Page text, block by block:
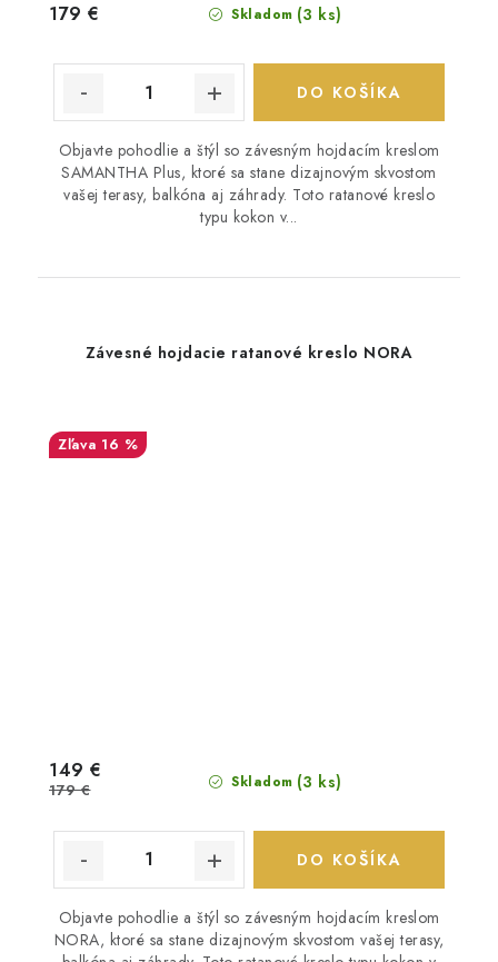
Skladom (3 ks)
179 €
DO KOŠÍKA
Objavte pohodlie a štýl so závesným hojdacím kreslom
SAMANTHA Plus, ktoré sa stane dizajnovým skvostom
vašej terasy, balkóna aj záhrady. Toto ratanové kreslo
typu kokon v...
Závesné hojdacie ratanové kreslo NORA
16 %
Skladom (3 ks)
149 €
179 €
DO KOŠÍKA
Objavte pohodlie a štýl so závesným hojdacím kreslom
NORA, ktoré sa stane dizajnovým skvostom vašej terasy,